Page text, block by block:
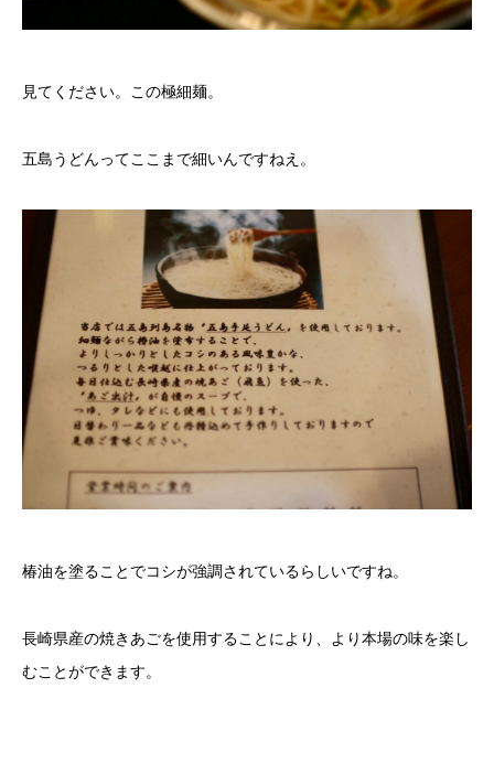
見てください。この極細麺。
五島うどんってここまで細いんですねえ。
椿油を塗ることでコシが強調されているらしいですね。
長崎県産の焼きあごを使用することにより、より本場の味を楽し
むことができます。